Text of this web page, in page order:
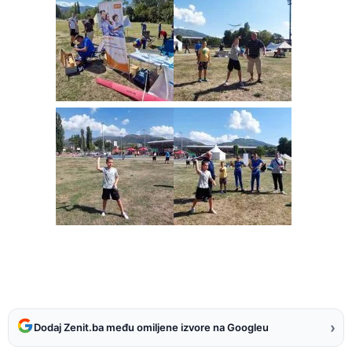
Dodaj Zenit.ba među omiljene izvore na Googleu ›